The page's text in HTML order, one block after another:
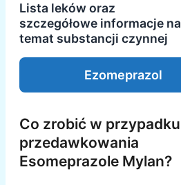
Lista leków oraz
szczegółowe informacje na
temat substancji czynnej
Ezomeprazol
Co zrobić w przypadku
przedawkowania
Esomeprazole Mylan?